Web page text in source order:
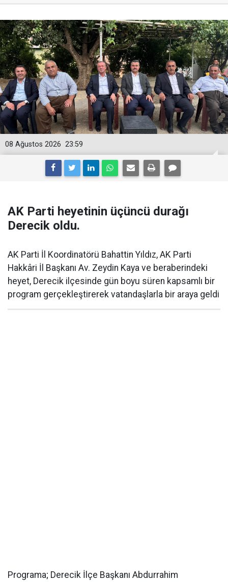
23:59
08 Ağustos 2026
AK Parti heyetinin üçüncü durağı
Derecik oldu.
AK Parti İl Koordinatörü Bahattin Yıldız, AK Parti
Hakkâri İl Başkanı Av. Zeydin Kaya ve beraberindeki
heyet, Derecik ilçesinde gün boyu süren kapsamlı bir
program gerçekleştirerek vatandaşlarla bir araya geldi
Programa; Derecik İlçe Başkanı Abdurrahim